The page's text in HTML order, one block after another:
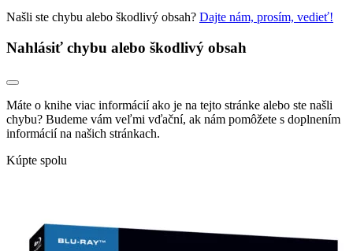
Našli ste chybu alebo škodlivý obsah? Dajte nám, prosím, vedieť!
Nahlásiť chybu alebo škodlivý obsah
Máte o knihe viac informácií ako je na tejto stránke alebo ste našli
chybu? Budeme vám veľmi vďační, ak nám pomôžete s doplnením
informácií na našich stránkach.
Kúpte spolu